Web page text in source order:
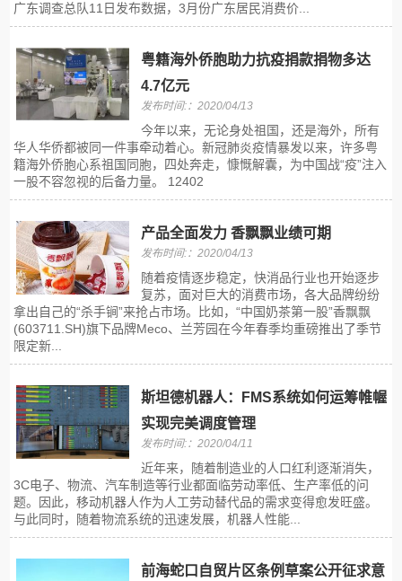
广东调查总队11日发布数据，3月份广东居民消费价...
粤籍海外侨胞助力抗疫捐款捐物多达
4.7亿元
发布时间:：2020/04/13
今年以来，无论身处祖国，还是海外，所有
华人华侨都被同一件事牵动着心。新冠肺炎疫情暴发以来，许多粤
籍海外侨胞心系祖国同胞，四处奔走，慷慨解囊，为中国战“疫”注入
一股不容忽视的后备力量。 12402
产品全面发力 香飘飘业绩可期
发布时间:：2020/04/13
随着疫情逐步稳定，快消品行业也开始逐步
复苏，面对巨大的消费市场，各大品牌纷纷
拿出自己的“杀手锏”来抢占市场。比如，“中国奶茶第一股”香飘飘
(603711.SH)旗下品牌Meco、兰芳园在今年春季均重磅推出了季节
限定新...
斯坦德机器人：FMS系统如何运筹帷幄
实现完美调度管理
发布时间:：2020/04/11
近年来，随着制造业的人口红利逐渐消失，
3C电子、物流、汽车制造等行业都面临劳动率低、生产率低的问
题。因此，移动机器人作为人工劳动替代品的需求变得愈发旺盛。
与此同时，随着物流系统的迅速发展，机器人性能...
前海蛇口自贸片区条例草案公开征求意